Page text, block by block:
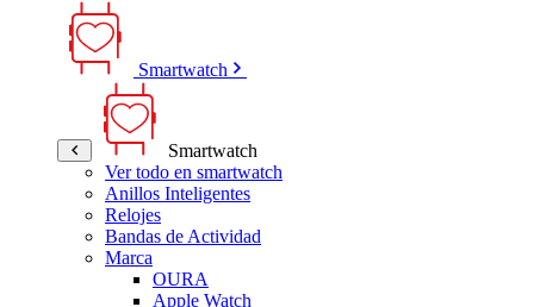
Smartwatch
Smartwatch
Ver todo en smartwatch
Anillos Inteligentes
Relojes
Bandas de Actividad
Marca
OURA
Apple Watch